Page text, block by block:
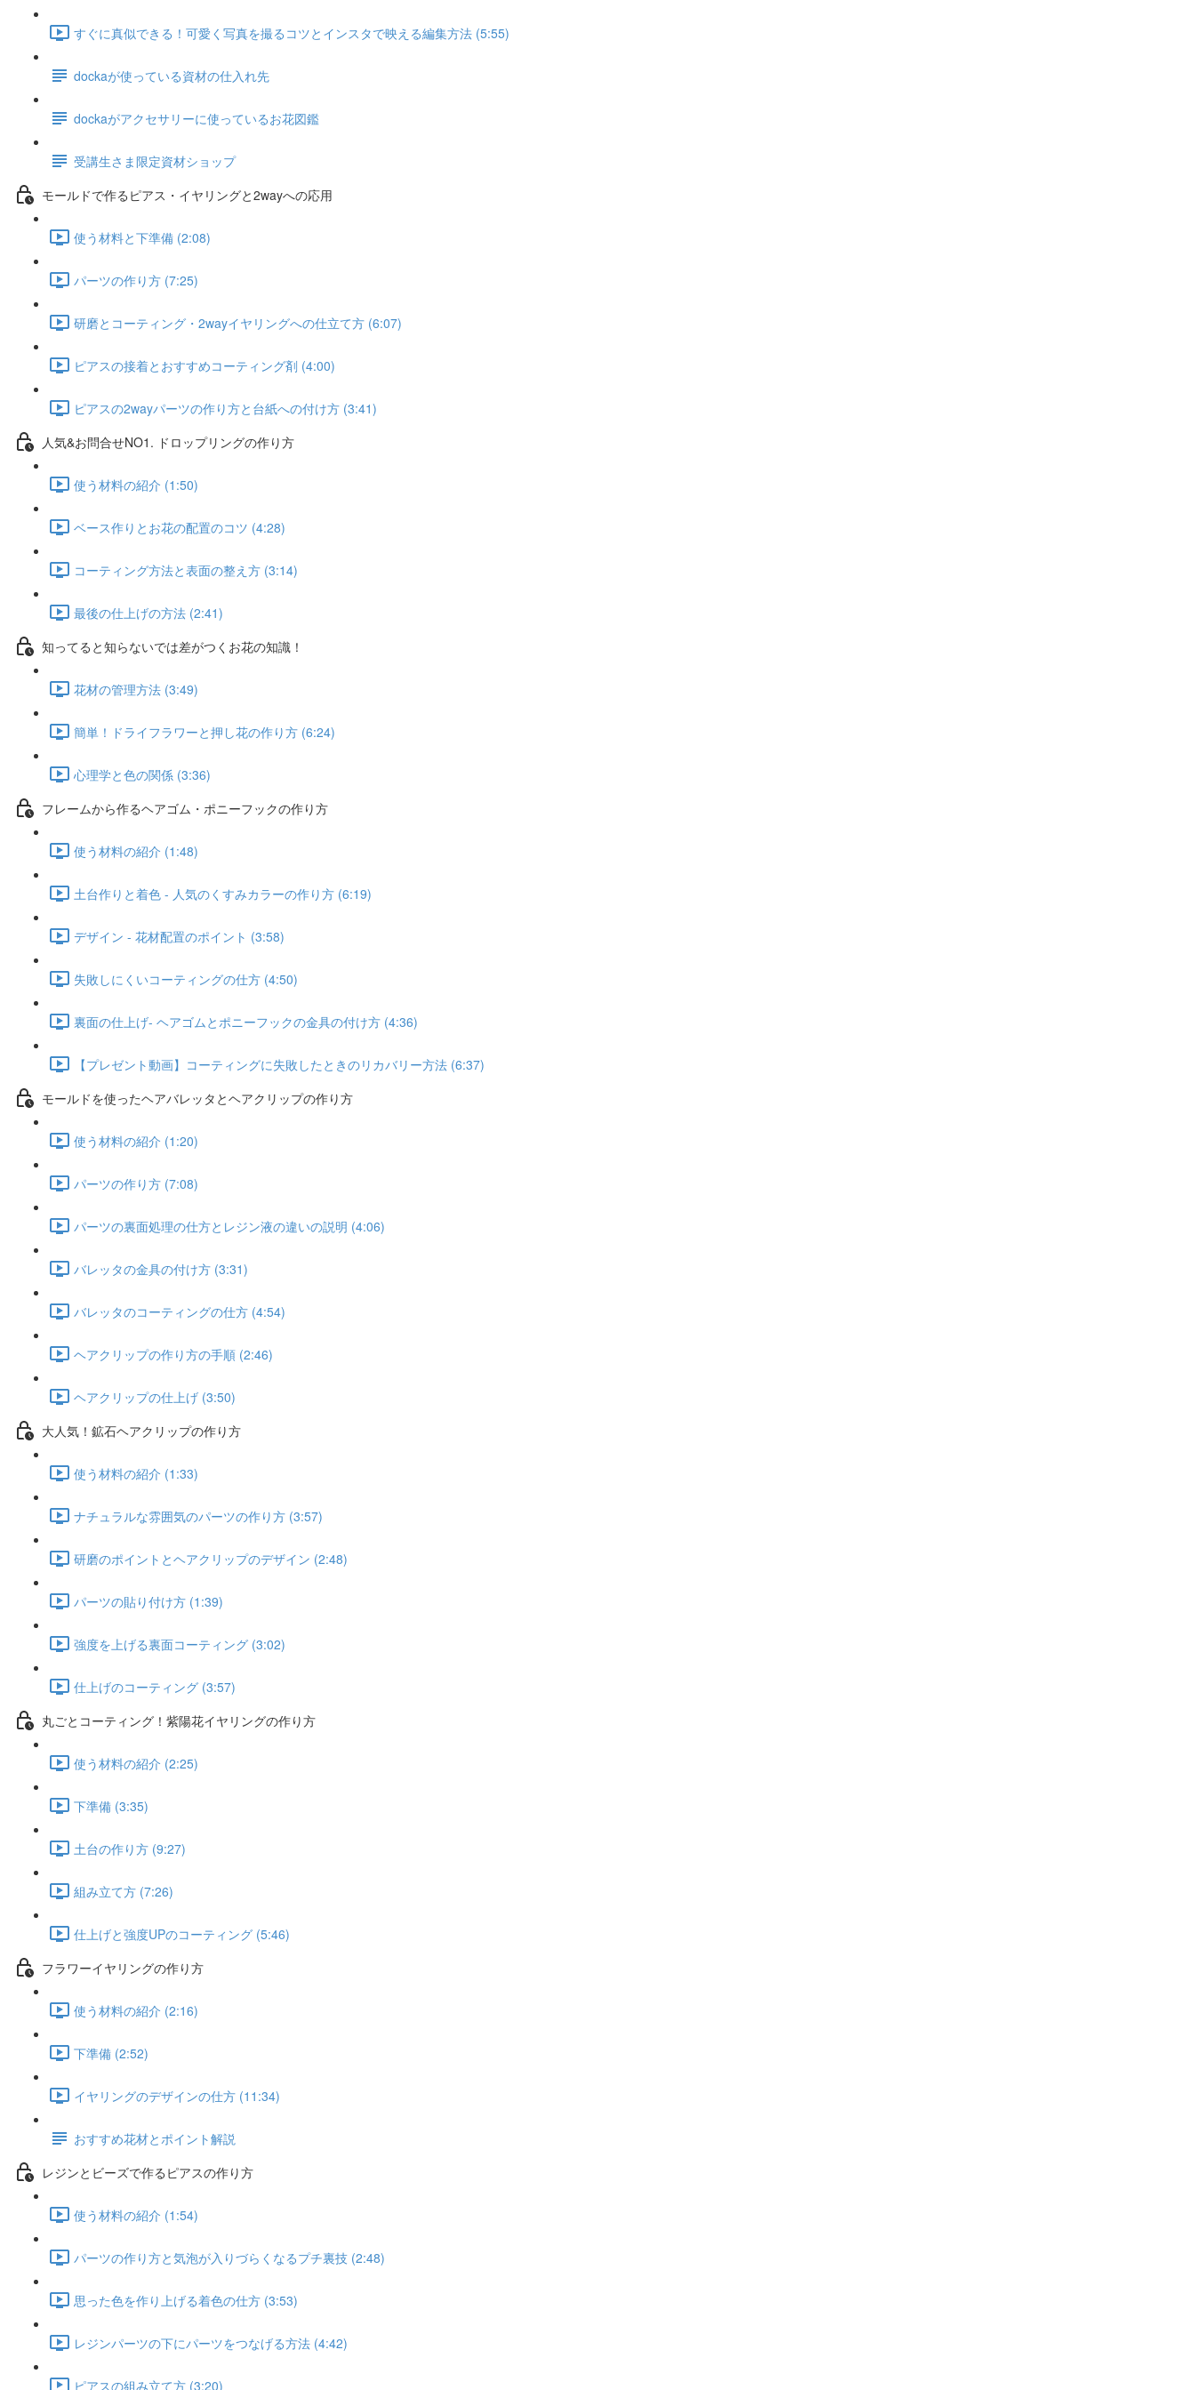
すぐに真似できる！可愛く写真を撮るコツとインスタで映える編集方法 (5:55)
dockaが使っている資材の仕入れ先
dockaがアクセサリーに使っているお花図鑑
受講生さま限定資材ショップ
モールドで作るピアス・イヤリングと2wayへの応用
使う材料と下準備 (2:08)
パーツの作り方 (7:25)
研磨とコーティング・2wayイヤリングへの仕立て方 (6:07)
ピアスの接着とおすすめコーティング剤 (4:00)
ピアスの2wayパーツの作り方と台紙への付け方 (3:41)
人気&お問合せNO1. ドロップリングの作り方
使う材料の紹介 (1:50)
ベース作りとお花の配置のコツ (4:28)
コーティング方法と表面の整え方 (3:14)
最後の仕上げの方法 (2:41)
知ってると知らないでは差がつくお花の知識！
花材の管理方法 (3:49)
簡単！ドライフラワーと押し花の作り方 (6:24)
心理学と色の関係 (3:36)
フレームから作るヘアゴム・ポニーフックの作り方
使う材料の紹介 (1:48)
土台作りと着色 - 人気のくすみカラーの作り方 (6:19)
デザイン - 花材配置のポイント (3:58)
失敗しにくいコーティングの仕方 (4:50)
裏面の仕上げ- ヘアゴムとポニーフックの金具の付け方 (4:36)
【プレゼント動画】コーティングに失敗したときのリカバリー方法 (6:37)
モールドを使ったヘアバレッタとヘアクリップの作り方
使う材料の紹介 (1:20)
パーツの作り方 (7:08)
パーツの裏面処理の仕方とレジン液の違いの説明 (4:06)
バレッタの金具の付け方 (3:31)
バレッタのコーティングの仕方 (4:54)
ヘアクリップの作り方の手順 (2:46)
ヘアクリップの仕上げ (3:50)
大人気！鉱石ヘアクリップの作り方
使う材料の紹介 (1:33)
ナチュラルな雰囲気のパーツの作り方 (3:57)
研磨のポイントとヘアクリップのデザイン (2:48)
パーツの貼り付け方 (1:39)
強度を上げる裏面コーティング (3:02)
仕上げのコーティング (3:57)
丸ごとコーティング！紫陽花イヤリングの作り方
使う材料の紹介 (2:25)
下準備 (3:35)
土台の作り方 (9:27)
組み立て方 (7:26)
仕上げと強度UPのコーティング (5:46)
フラワーイヤリングの作り方
使う材料の紹介 (2:16)
下準備 (2:52)
イヤリングのデザインの仕方 (11:34)
おすすめ花材とポイント解説
レジンとビーズで作るピアスの作り方
使う材料の紹介 (1:54)
パーツの作り方と気泡が入りづらくなるプチ裏技 (2:48)
思った色を作り上げる着色の仕方 (3:53)
レジンパーツの下にパーツをつなげる方法 (4:42)
ピアスの組み立て方 (3:20)